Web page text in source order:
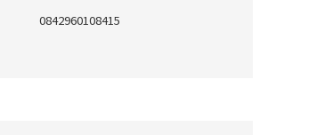
0842960108415